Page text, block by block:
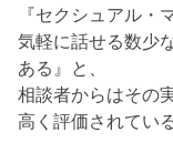
『セクシュアル・
気軽に話せる数少
ある』と、
相談者からはその
高く評価されている